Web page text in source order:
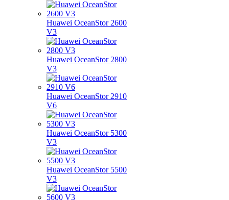
Huawei OceanStor 2600
V3
Huawei OceanStor 2800
V3
Huawei OceanStor 2910
V6
Huawei OceanStor 5300
V3
Huawei OceanStor 5500
V3